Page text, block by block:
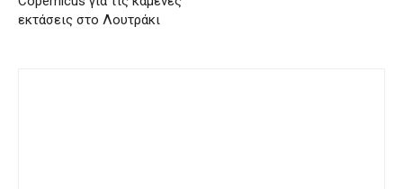
εκτάσεις στο Λουτράκι